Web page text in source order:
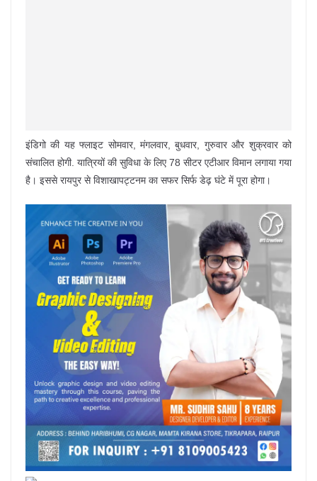
इंडिगो की यह फ्लाइट सोमवार, मंगलवार, बुधवार, गुरुवार और शुक्रवार को
संचालित होगी. यात्रियों की सुविधा के लिए 78 सीटर एटीआर विमान लगाया गया
है। इससे रायपुर से विशाखापट्टनम का सफर सिर्फ डेढ़ घंटे में पूरा होगा।